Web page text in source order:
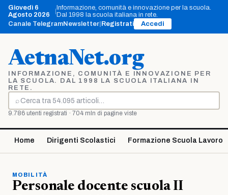
Vai
contenuto
Giovedì 6
Agosto 2026
Informazione, comunità e innovazione per la scuola.
Dal 1998 la scuola italiana in rete.
Canale TelegramNewsletter Registrati Accedi
AetnaNet.org
INFORMAZIONE, COMUNITÀ E INNOVAZIONE PER
LA SCUOLA. DAL 1998 LA SCUOLA ITALIANA IN
RETE.
⌕
Cerca
9.786 utenti registrati · 704 mln di pagine viste
Home Dirigenti Scolastici Formazione Scuola Lavoro
MOBILITÀ
Personale docente scuola II